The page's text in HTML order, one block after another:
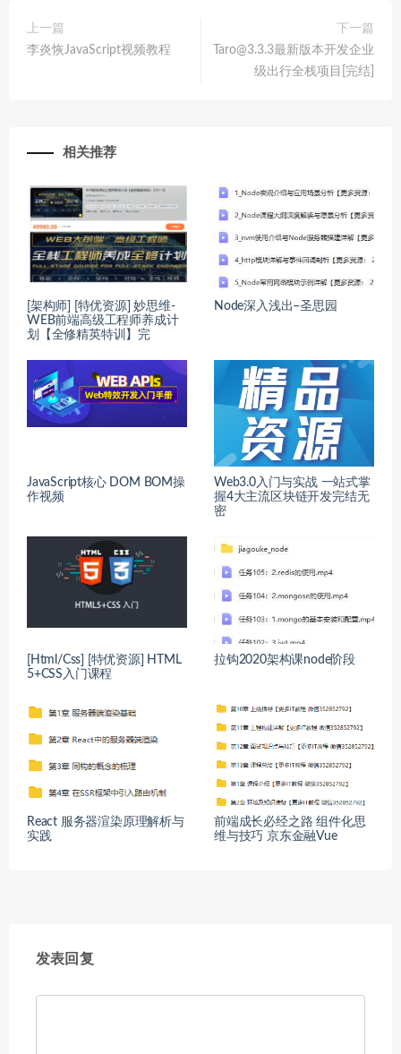
上一篇
李炎恢JavaScript视频教程
下一篇
Taro@3.3.3最新版本开发企业
级出行全栈项目[完结]
相关推荐
[架构师] [特优资源] 妙思维-
WEB前端高级工程师养成计
划【全修精英特训】完
Node深入浅出–圣思园
JavaScript核心 DOM BOM操
作视频
Web3.0入门与实战 一站式掌
握4大主流区块链开发完结无
密
[Html/Css] [特优资源] HTML
5+CSS入门课程
拉钩2020架构课node阶段
React 服务器渲染原理解析与
实践
前端成长必经之路 组件化思
维与技巧 京东金融Vue
发表回复